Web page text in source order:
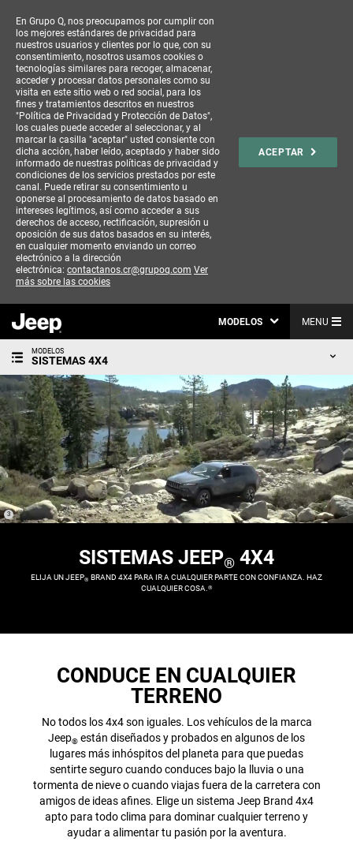
En Grupo Q, nos preocupamos por cumplir con
los mejores estándares de privacidad para
nuestros usuarios y clientes por lo que, con su
consentimiento, nosotros usamos cookies o
tecnologías similares para recoger, almacenar,
acceder y procesar datos personales como su
visita en este sitio web o red social, para los
fines y tratamientos descritos en nuestros
"Política de Privacidad y Protección de Datos",
los cuales puede acceder al seleccionar, y al
marcar la casilla "aceptar" usted consiente con
dicha acción, haber leído, aceptado y haber sido
informado de nuestras políticas de privacidad y
condiciones de los servicios prestados por este
canal. Puede retirar su consentimiento u
oponerse al procesamiento de datos basado en
intereses legítimos, así como acceder a sus
derechos de acceso, rectificación, supresión u
oposición de sus datos basados en su interés,
en cualquier momento enviando un correo
electrónico a la dirección
electrónica: contactanos.cr@grupoq.com Ver
más sobre las cookies
ACEPTAR
MODELOS MENU
MODELOS
SISTEMAS 4X4
(
Disclosure
3)
SISTEMAS JEEP® 4X4
ELIJA UN JEEP® BRAND 4X4 PARA IR A CUALQUIER PARTE CON CONFIANZA. HAZ
CUALQUIER COSA. ®
CONDUCE EN CUALQUIER
TERRENO
No todos los 4x4 son iguales. Los vehículos de la marca
Jeep® están diseñados y probados en algunos de los
lugares más inhóspitos del planeta para que puedas
sentirte seguro cuando conduces bajo la lluvia o una
tormenta de nieve o cuando viajas fuera de la carretera con
amigos de ideas afines. Elige un sistema Jeep Brand 4x4
apto para todo clima para dominar cualquier terreno y
ayudar a alimentar tu pasión por la aventura.